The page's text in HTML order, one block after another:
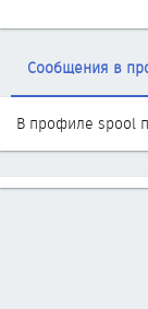
Сообщения в
В профиле spool